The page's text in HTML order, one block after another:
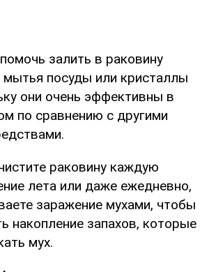
залить в раковину
посуды или кристаллы
они очень эффективны в
по сравнению с другими
раковину каждую
лета или даже ежедневно,
заражение мухами, чтобы
накопление запахов, которые
мух.